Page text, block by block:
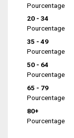
Pourcentage
20 - 34
Pourcentage
35 - 49
Pourcentage
50 - 64
Pourcentage
65 - 79
Pourcentage
80+
Pourcentage